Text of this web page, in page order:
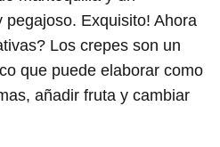
pegajoso. Exquisito! Ahora
Los crepes son un
que puede elaborar como
añadir fruta y cambiar